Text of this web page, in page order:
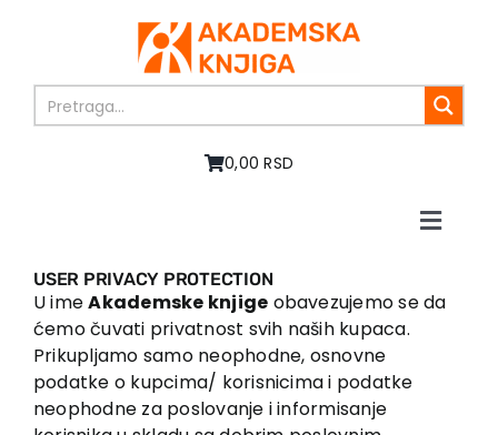
0,00 RSD
Toggle
About us
Books
In preparation
Sale
USER PRIVACY PROTECTION
U imeAkademske knjige obavezujemo se da
ćemo čuvati privatnost svih naših kupaca.
Prikupljamo samo neophodne, osnovne
podatke o kupcima/ korisnicima i podatke
neophodne za poslovanje i informisanje